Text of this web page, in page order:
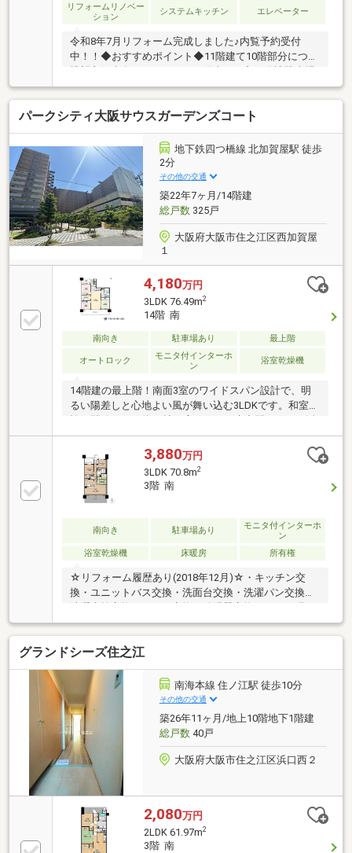
リフォームリノベー
ション
システムキッチン エレベーター
令和8年7月リフォーム完成しました♪内覧予約受付
中！！◆おすすめポイント◆11階建て10階部分につき
権利付きで駐車場確保可能上層階ならではの開放感あ
る住空間生活利便施設が身近に揃う立地◆周辺環境◆
清江小学校 徒歩５分真住中学校 徒歩１０分◆支払
い例◆２，２９８万円 お借入れの場合返済年数５０
年 実行金利０．８９％月々返済額：４７，４６５
円ご検討の参考にしてください♪
パークシティ大阪サウスガーデンズコート
地下鉄四つ橋線 北加賀屋駅 徒歩
2分
その他の交通
築22年7ヶ月/14階建
総戸数325戸
大阪府大阪市住之江区西加賀屋
１
4,180万円
3LDK 76.49m2
14階 南
南向き 駐車場あり 最上階
オートロック
モニタ付インターホ
ン
浴室乾燥機
14階建の最上階！南面3室のワイドスパン設計で、明
るい陽差しと心地よい風が舞い込む3LDKです。和室の
用可能。見晴らしの良い眺望も自慢の住まいです。
3,880万円
3LDK 70.8m2
3階 南
南向き 駐車場あり
モニタ付インターホ
ン
浴室乾燥機
床暖房 所有権
☆リフォーム履歴あり(2018年12月)☆・キッチン交
換・ユニットバス交換・洗面台交換・洗濯パン交換・
替・フローリング張替・CF張替・網戸張替等■ペット
と一緒に暮らせるマンション♪（規約制限あり)■収納
が随所に備わった住戸。約６帖の洋室にはウォークイ
ンクローゼットあり♪■共用部分には来客駐車場、コミ
ュニティールーム・ゲストルーム、パーティールーム
有(要予約・要費用)。■24時間ゴミ出しが可能な便利な
ゴミドラムもございます(可燃物のみ)。■アウトドア用
品などの収納に便利なトランクルーム有。■スロップ
シンク付きでバルコニーのお掃除も楽々♪
グランドシーズ住之江
南海本線 住ノ江駅 徒歩10分
その他の交通
築26年11ヶ月/地上10階地下1階建
総戸数40戸
大阪府大阪市住之江区浜口西２
2,080万円
2LDK 61.97m2
3階 南